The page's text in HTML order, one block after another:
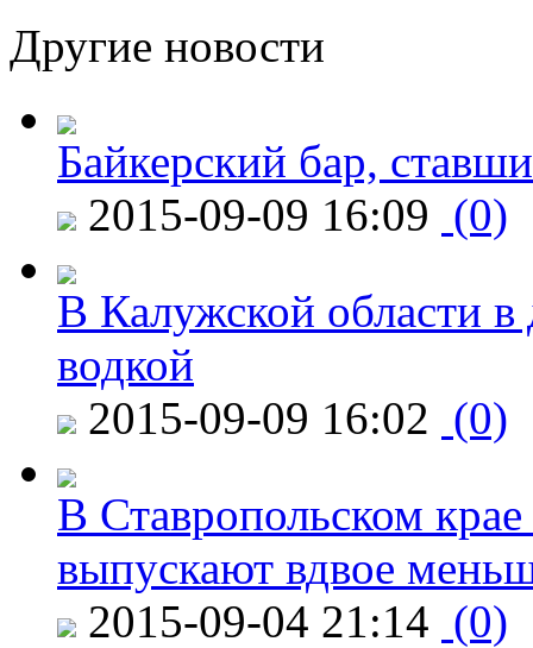
Другие новости
Байкерский бар,
2015-09-09 16:09 (0)
В Калужской области в
водкой
2015-09-09 16:02 (0)
В Ставропольском
выпускают вдвое
2015-09-04 21:14 (0)